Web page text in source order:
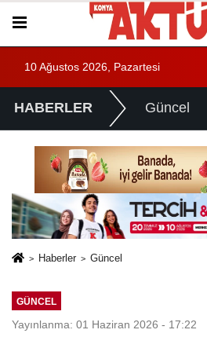
10 Ağustos 2026, Pazartesi
HABERLER Güncel
Haberler Güncel
GÜNCEL
Yayınlanma: 01 Haziran 2026 - 17:22